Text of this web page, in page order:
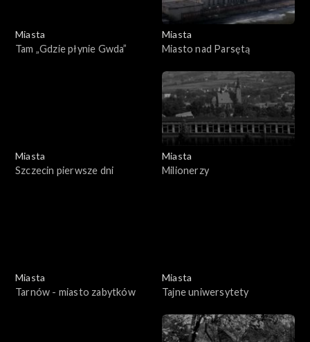
Miasta
Tam „Gdzie płynie Gwda”
Miasta
Miasto nad Parsętą
Miasta
Szczecin pierwsze dni
Miasta
Milionerzy
Miasta
Tarnów - miasto zabytków
Miasta
Tajne uniwersytety